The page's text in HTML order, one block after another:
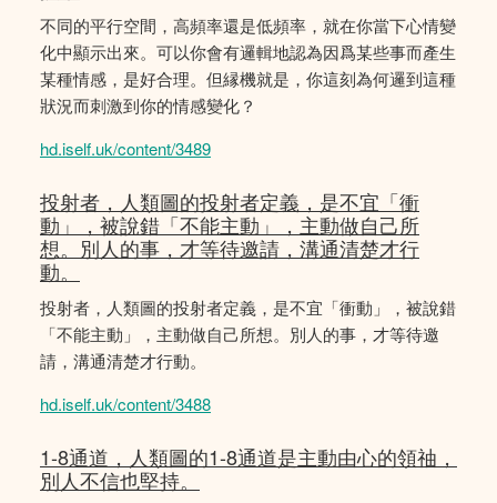
不同的平行空間，高頻率還是低頻率，就在你當下心情變
化中顯示出來。可以你會有邏輯地認為因爲某些事而產生
某種情感，是好合理。但縁機就是，你這刻為何邏到這種
狀況而刺激到你的情感變化？
hd.iself.uk/content/3489
投射者，人類圖的投射者定義，是不宜「衝
動」，被說錯「不能主動」，主動做自己所
想。別人的事，才等待邀請，溝通清楚才行
動。
投射者，人類圖的投射者定義，是不宜「衝動」，被說錯
「不能主動」，主動做自己所想。別人的事，才等待邀
請，溝通清楚才行動。
hd.iself.uk/content/3488
1-8通道，人類圖的1-8通道是主動由心的領䄂，
別人不信也堅持。